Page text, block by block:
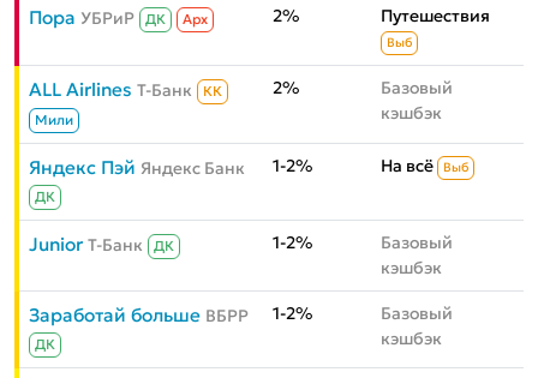
Пора УБРиР ДК Aрх 2% Путешествия
Выб
ALL Airlines Т-Банк
КК
Мили
2%
Базовый
кэшбэк
Яндекс Пэй Яндекс Банк
ДК
1-2% На всё Выб
Junior Т-Банк ДК 1-2%
Базовый
кэшбэк
Заработай больше ВБРР
ДК
1-2%
Базовый
кэшбэк